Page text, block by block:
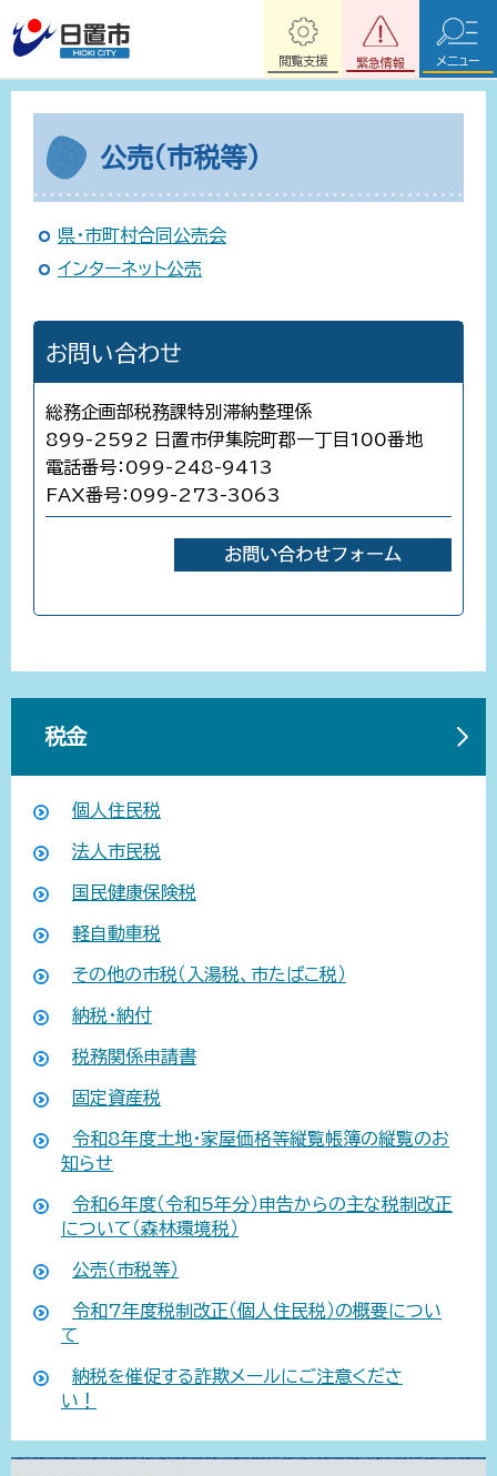
緊急情報
閲覧支援 メニュー
公売（市税等）
県・市町村合同公売会
インターネット公売
お問い合わせ
総務企画部税務課特別滞納整理係
899-2592 日置市伊集院町郡一丁目100番地
電話番号：099-248-9413
FAX番号：099-273-3063
税金
個人住民税
法人市民税
国民健康保険税
軽自動車税
その他の市税（入湯税、市たばこ税）
納税・納付
税務関係申請書
固定資産税
令和8年度土地・家屋価格等縦覧帳簿の縦覧のお
知らせ
令和6年度（令和5年分）申告からの主な税制改正
について（森林環境税）
公売（市税等）
令和7年度税制改正（個人住民税）の概要につい
て
納税を催促する詐欺メールにご注意くださ
い！